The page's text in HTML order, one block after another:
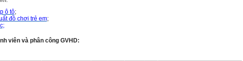
ô tô;
đồ chơi trẻ em;
viên và phân công GVHD: